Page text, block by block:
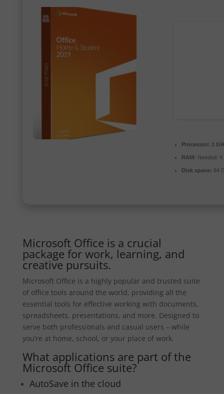
Processor: 1
RAM: Needed: 4
Disk space: 64
Microsoft Office is a crucial
package for work, learning, and
creative pursuits.
Microsoft Office is a highly popular and trusted suite
of office tools around the world, providing all the
essential tools for effective working with documents,
spreadsheets, presentations, and more. Designed to
serve both professionals and casual users – while
you’re at home, school, or your place of work.
What applications are part of the
Microsoft Office suite?
AutoSave in the cloud